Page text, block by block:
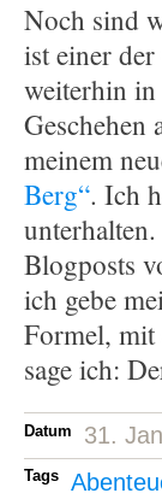
Noch sind
ist einer
weiterhin in
Geschehen
meinem
Berg“. Ich
Blogposts
ich gebe
Formel, mit
sage ich:
Datum 31.
Tags